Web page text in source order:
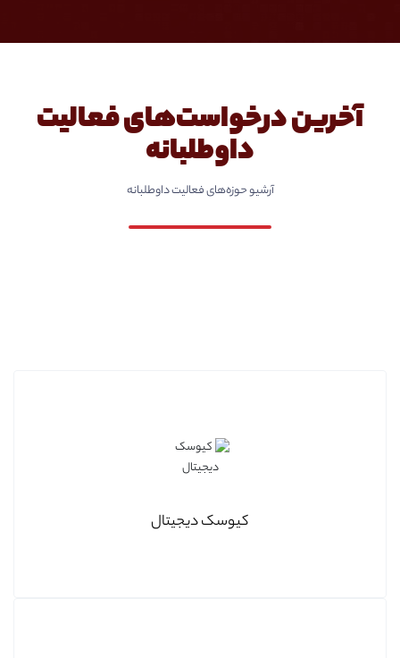
آخرین درخواست‌های فعالیت
داوطلبانه
آرشیو حوزه‌های فعالیت داوطلبانه
کیوسک دیجیتال